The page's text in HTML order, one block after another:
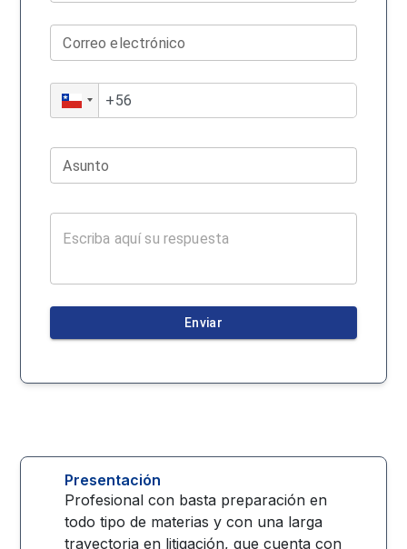
Correo electrónico
Asunto
Enviar
Presentación
Profesional con basta preparación en
todo tipo de materias y con una larga
trayectoria en litigación, que cuenta con